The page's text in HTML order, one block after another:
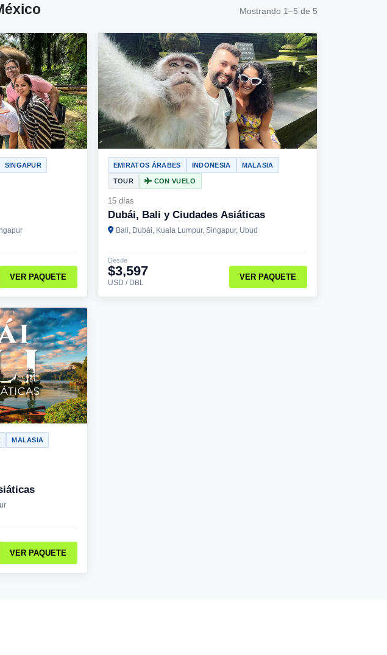
Mostrando 1–5 de 5
SINGAPUR
VER PAQUETE
EMIRATOS ÁRABES INDONESIA MALASIA
TOUR CON VUELO
15 días
Dubái, Bali y Ciudades Asiáticas
Bali, Dubái, Kuala Lumpur, Singapur, Ubud
Desde
$3,597
USD / DBL
VER PAQUETE
MALASIA
VER PAQUETE